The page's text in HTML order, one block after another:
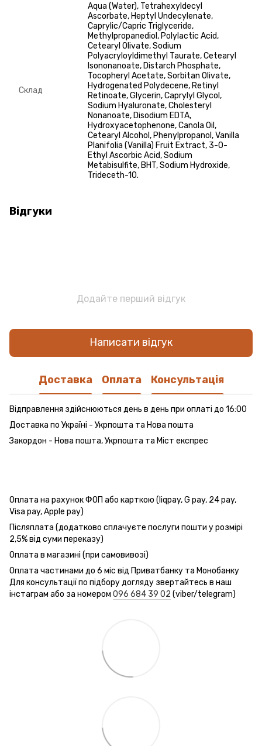
Склад
Aqua (Water), Tetrahexyldecyl
Ascorbate, Heptyl Undecylenate,
Caprylic/Capric Triglyceride,
Methylpropanediol, Polylactic Acid,
Cetearyl Olivate, Sodium
Polyacryloyldimethyl Taurate, Cetearyl
Isononanoate, Distarch Phosphate,
Tocopheryl Acetate, Sorbitan Olivate,
Hydrogenated Polydecene, Retinyl
Retinoate, Glycerin, Caprylyl Glycol,
Sodium Hyaluronate, Cholesteryl
Nonanoate, Disodium EDTA,
Hydroxyacetophenone, Canola Oil,
Cetearyl Alcohol, Phenylpropanol, Vanilla
Planifolia (Vanilla) Fruit Extract, 3-O-
Ethyl Ascorbic Acid, Sodium
Metabisulfite, BHT, Sodium Hydroxide,
Trideceth-10.
Відгуки
Додайте перший відгук
Написати відгук
Доставка Оплата Консультація
Відправлення здійснюються день в день при оплаті до 16:00
Доставка по Україні - Укрпошта та Нова пошта
Закордон - Нова пошта, Укрпошта та Міст експрес
Оплата на рахунок ФОП або карткою (liqpay, G pay, 24 pay,
Visa pay, Apple pay)
Післяплата (додатково сплачуєте послуги пошти у розмірі
2,5% від суми переказу)
Оплата в магазині (при самовивозі)
Оплата частинами до 6 міс від Приватбанку та Монобанку
Для консультації по підбору догляду звертайтесь в наш
інстаграм або за номером 096 684 39 02 (viber/telegram)